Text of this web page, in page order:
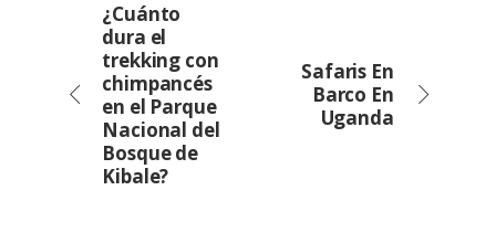
¿Cuánto
dura el
trekking con
chimpancés
en el Parque
Nacional del
Bosque de
Kibale?
Safaris En
Barco En
Uganda